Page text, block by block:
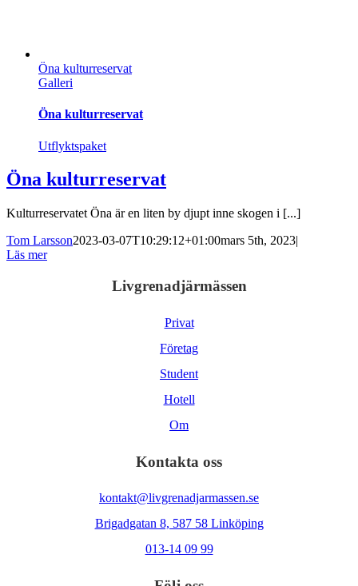
Öna kulturreservat
Galleri
Öna kulturreservat
Utflyktspaket
Öna kulturreservat
Kulturreservatet Öna är en liten by djupt inne skogen i [...]
Tom Larsson2023-03-07T10:29:12+01:00mars 5th, 2023|
Läs mer
Livgrenadjärmässen
Privat
Företag
Student
Hotell
Om
Kontakta oss
kontakt@livgrenadjarmassen.se
Brigadgatan 8, 587 58 Linköping
013-14 09 99